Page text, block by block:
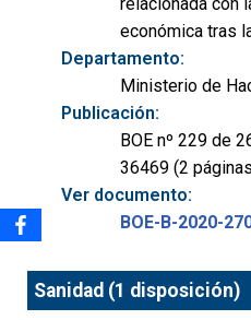
económica tras
Departamento:
Ministerio de
Publicación:
BOE nº 229 de
36469 (2
Ver documento:
BOE-B-2020-
Sanidad (1 disposición)